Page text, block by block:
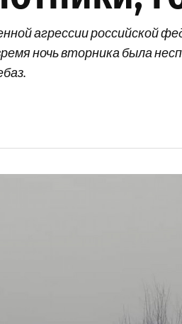
агрессии российской
ночь вторника была